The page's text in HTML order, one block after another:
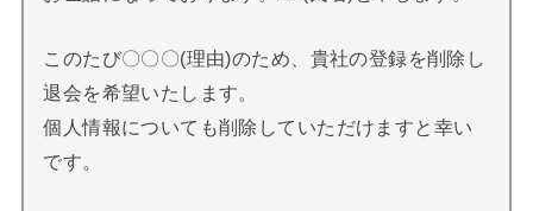
このたび〇〇〇(理由)のため、貴社の登録を削除し
退会を希望いたします。
個人情報についても削除していただけますと幸い
です。